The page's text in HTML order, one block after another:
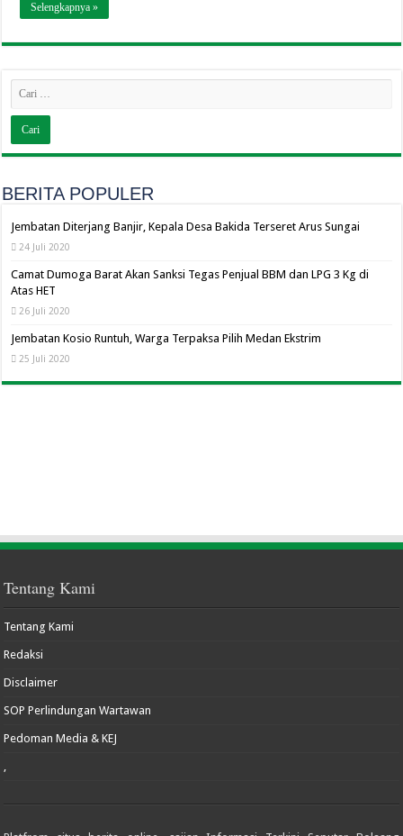
Selengkapnya »
BERITA POPULER
Jembatan Diterjang Banjir, Kepala Desa Bakida Terseret Arus Sungai
24 Juli 2020
Camat Dumoga Barat Akan Sanksi Tegas Penjual BBM dan LPG 3 Kg di
Atas HET
26 Juli 2020
Jembatan Kosio Runtuh, Warga Terpaksa Pilih Medan Ekstrim
25 Juli 2020
Tentang Kami
Tentang Kami
Redaksi
Disclaimer
SOP Perlindungan Wartawan
Pedoman Media & KEJ
,